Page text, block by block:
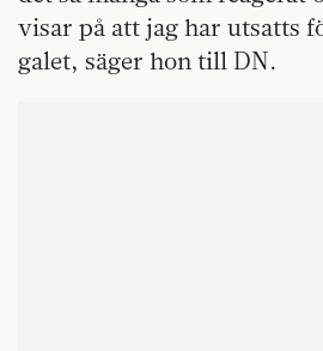
visar på att jag har utsatts
galet, säger hon till DN.